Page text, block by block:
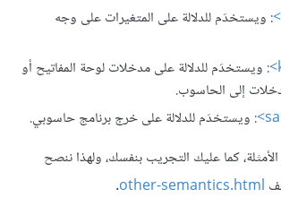
: ويستخدَم للدلالة على المتغيرات على وجه
: ويستخدَم للدلالة على مدخلات لوحة المفاتيح أو
إلى الحاسوب.
: ويستخدَم للدلالة على خرج برنامج حاسوبي.
كما عليك التجريب بنفسك، ولهذا ننصح
other-semantics.html
.